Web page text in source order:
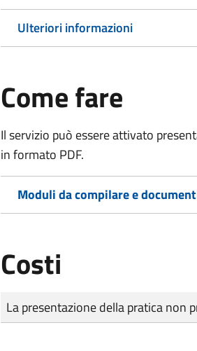
Ulteriori informazioni
Come fare
Il servizio può essere attivato
in formato PDF.
Moduli da compilare e
Costi
Tipo di pagamento
Importo
La presentazione della pratica non